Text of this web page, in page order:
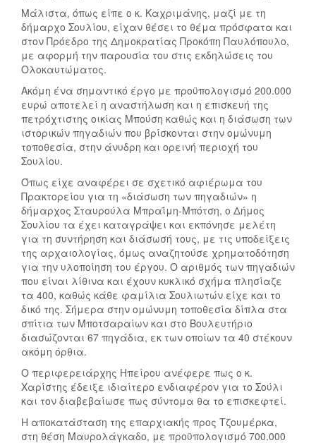
Μάλιστα, όπως είπε ο κ. Καχριμάνης, μαζί με τη
δήμαρχο Σουλίου, είχαν θέσει το θέμα πρόσφατα και
στον Πρόεδρο της Δημοκρατίας Προκόπη Παυλόπουλο,
με αφορμή την παρουσία του στις εκδηλώσεις του
Ολοκαυτώματος.
Ακόμη ένα σημαντικό έργο με προϋπολογισμό 200.000
ευρώ αποτελεί η αναστήλωση και η επισκευή της
πετρόχτιστης οικίας Μπούση καθώς και η διάσωση των
ιστορικών πηγαδιών που βρίσκονται στην ομώνυμη
τοποθεσία, στην άνυδρη και ορεινή περιοχή του
Σουλίου.
Όπως είχε αναφέρει σε σχετικό αφιέρωμα του
Πρακτορείου για τη «διάσωση των πηγαδιών» η
δήμαρχος Σταυρούλα Μπραΐμη-Μπότση, ο Δήμος
Σουλίου τα έχει καταγράψει και εκπόνησε μελέτη
για τη συντήρηση και διάσωσή τους, με τις υποδείξεις
της αρχαιολογίας, όμως αναζητούσε χρηματοδότηση
για την υλοποίηση του έργου. Ο αριθμός των πηγαδιών
που είναι λίθινα και έχουν κυκλικό σχήμα πλησίαζε
τα 400, καθώς κάθε φαμίλια Σουλιωτών είχε και το
δικό της. Σήμερα στην ομώνυμη τοποθεσία δίπλα στα
σπίτια των Μποτσαραίων και στο Βουλευτήριο
διασώζονται 67 πηγάδια, εκ των οποίων τα 40 στέκουν
ακόμη όρθια.
Ο περιφερειάρχης Ηπείρου ανέφερε πως ο κ.
Χαρίστης έδειξε ιδιαίτερο ενδιαφέρον για το Σούλι
και τον διαβεβαίωσε πως σύντομα θα το επισκεφτεί.
Η αποκατάσταση της επαρχιακής προς Τζουμέρκα,
στη θέση Μαυρολάγκαδο, με προϋπολογισμό 700.000